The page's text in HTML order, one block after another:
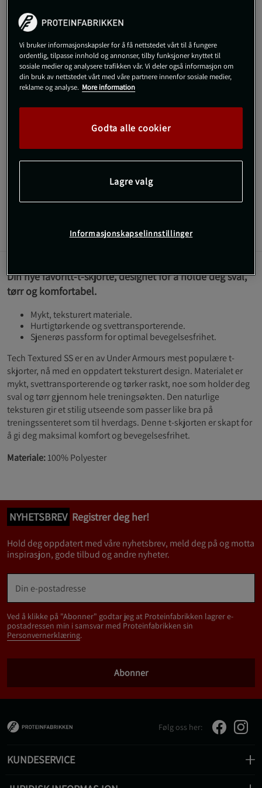
LUtsolgt fra lager
Gi meg beskjed via e-post
Anmeldelser
Din nye favoritt-t-skjorte, designet for å holde deg sval,
tørr og komfortabel.
Mykt, teksturert materiale.
Hurtigtørkende og svettransporterende.
Sjenerøs passform for optimal bevegelsesfrihet.
Tech Textured SS er en av Under Armours mest populære t-
skjorter, nå med en oppdatert teksturert design. Materialet er
mykt, svettransporterende og tørker raskt, noe som holder deg
sval og tørr gjennom hele treningsøkten. Den naturlige
teksturen gir et stilig utseende som passer like bra på
treningssenteret som til hverdags. Denne t-skjorten er skapt for
å gi deg maksimal komfort og bevegelsesfrihet.
Materiale:100% Polyester
NYHETSBREV Registrer deg her!
Hold deg oppdatert med våre nyhetsbrev, meld deg på og motta
inspirasjon, gode tilbud og andre nyheter.
Ved å klikke på "Abonner" godtar jeg at Proteinfabrikken lagrer e-
postadressen min i samsvar med Proteinfabrikken sin
Personvernerklæring.
Abonner
Følg oss her:
KUNDESERVICE
Vi bruker informasjonskapsler for å få nettstedet vårt til å fungere
ordentlig, tilpasse innhold og annonser, tilby funksjoner knyttet til
sosiale medier og analysere trafikken vår. Vi deler også informasjon om
din bruk av nettstedet vårt med våre partnere innenfor sosiale medier,
reklame og analyse. More information
Godta alle cookier
Lagre valg
Informasjonskapselinnstillinger